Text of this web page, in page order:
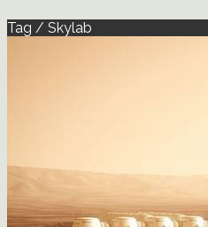
Tag / Skylab